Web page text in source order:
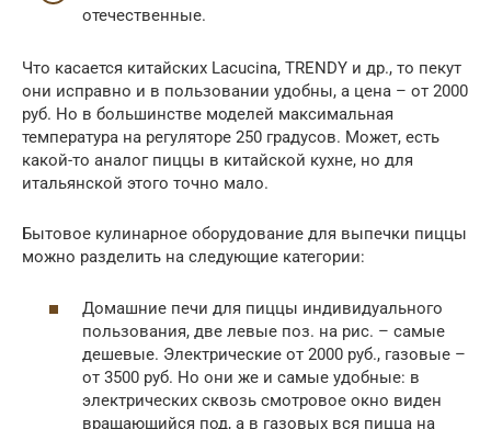
отечественные.
Что касается китайских Lacucina, TRENDY и др., то пекут
они исправно и в пользовании удобны, а цена – от 2000
руб. Но в большинстве моделей максимальная
температура на регуляторе 250 градусов. Может, есть
какой-то аналог пиццы в китайской кухне, но для
итальянской этого точно мало.
Бытовое кулинарное оборудование для выпечки пиццы
можно разделить на следующие категории:
Домашние печи для пиццы индивидуального
пользования, две левые поз. на рис. – самые
дешевые. Электрические от 2000 руб., газовые –
от 3500 руб. Но они же и самые удобные: в
электрических сквозь смотровое окно виден
вращающийся под, а в газовых вся пицца на